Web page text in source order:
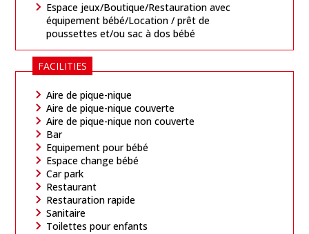
Espace jeux/Boutique/Restauration avec
équipement bébé/Location / prêt de
poussettes et/ou sac à dos bébé
FACILITIES
Aire de pique-nique
Aire de pique-nique couverte
Aire de pique-nique non couverte
Bar
Equipement pour bébé
Espace change bébé
Car park
Restaurant
Restauration rapide
Sanitaire
Toilettes pour enfants